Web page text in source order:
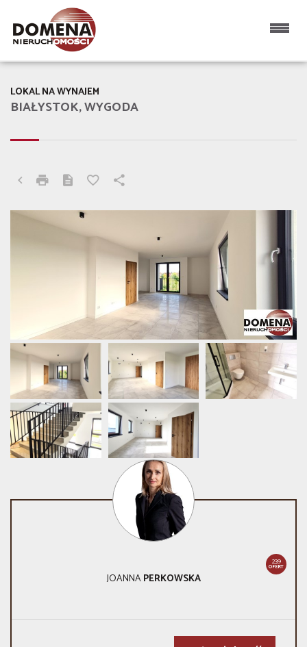
BIAŁYSTOK, WYGODA
LOKAL NA WYNAJEM
239
OFERT
JOANNAPERKOWSKA